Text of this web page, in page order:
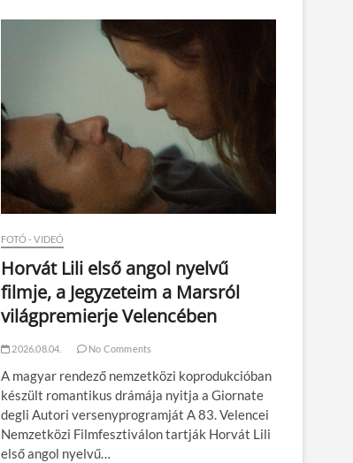
FOTÓ - VIDEÓ
Horvát Lili első angol nyelvű
filmje, a Jegyzeteim a Marsról
világpremierje Velencében
2026.08.04. No Comments
A magyar rendező nemzetközi koprodukcióban
készült romantikus drámája nyitja a Giornate
degli Autori versenyprogramját A 83. Velencei
Nemzetközi Filmfesztiválon tartják Horvát Lili
első angol nyelvű…